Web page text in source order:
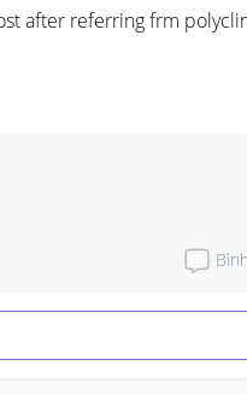
after referring frm